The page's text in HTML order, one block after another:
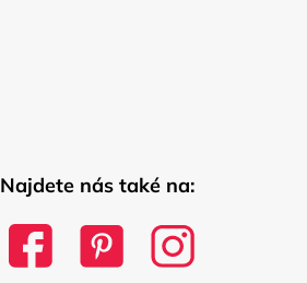
Najdete nás také na: